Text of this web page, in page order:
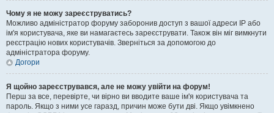
Чому я не можу зареєструватись?
Можливо адміністратор форуму заборонив доступ з вашої адреси IP або
ім'я користувача, яке ви намагаєтесь зареєструвати. Також він міг вимкнути
реєстрацію нових користувачів. Зверніться за допомогою до
адміністратора форуму.
Догори
Я щойно зареєструвався, але не можу увійти на форум!
Перш за все, перевірте, чи вірно ви вводите ваше ім'я користувача та
пароль. Якщо з ними усе гаразд, причин може бути дві. Якщо увімкнено